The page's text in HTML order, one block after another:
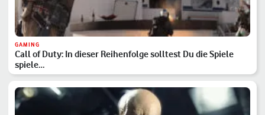
GAMING
Call of Duty: In dieser Reihenfolge solltest Du die Spiele
spiele…